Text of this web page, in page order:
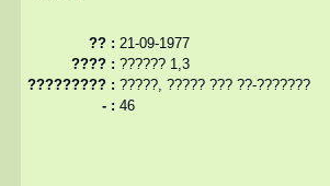
?? : 21-09-1977
???? : ?????? 1,3
????????? : ?????, ????? ??? ??-???????
- : 46